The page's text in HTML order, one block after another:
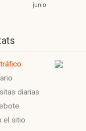
diarias
el sitio